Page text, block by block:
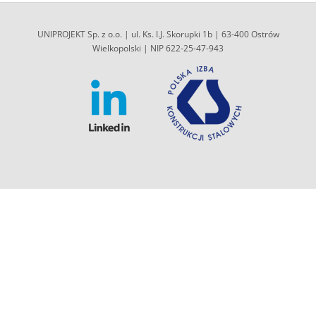
UNIPROJEKT Sp. z o.o. | ul. Ks. I.J. Skorupki 1b | 63-400 Ostrów
Wielkopolski | NIP 622-25-47-943